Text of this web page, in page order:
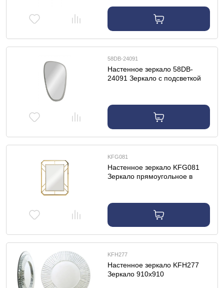
58DB-24091
Настенное зеркало 58DB-
24091 Зеркало с подсветкой
KFG081
Настенное зеркало KFG081
Зеркало прямоугольное в
KFH277
Настенное зеркало KFH277
Зеркало 910х910